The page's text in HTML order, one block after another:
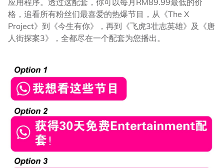
格，追看所有粉丝们最喜爱的热爆节目，从《The X
Project》到《今生有你》，再到《飞虎3壮志英雄》及《唐
人街探案3》，全都尽在一个配套为您播出。